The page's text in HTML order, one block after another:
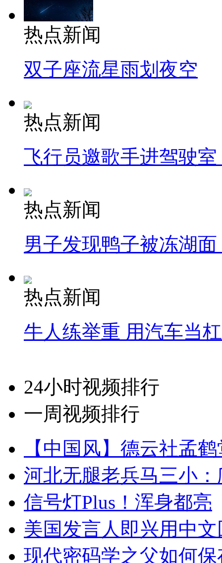
热点新闻
双子座流星雨划夜空
热点新闻
飞行员邀歌手进驾驶
热点新闻
男子发现鸭子被冻湖
热点新闻
牛人练举重 用汽车当
24小时视频排行
一周视频排行
【中国风】德云社孟
河北无腿老兵马三小
信号灯Plus！浑身都亮
美国发言人即兴用中
现代密码学之父如何